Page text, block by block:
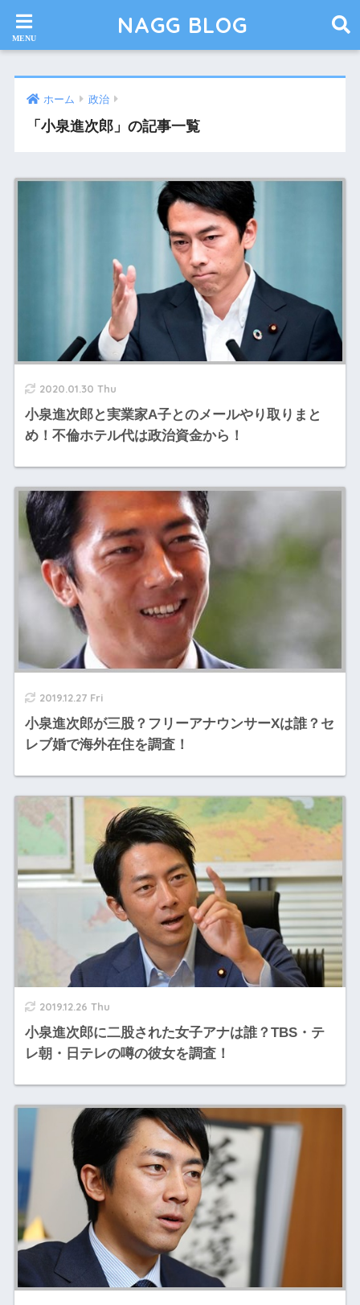
NAGG BLOG
ホーム 政治
「小泉進次郎」の記事一覧
2020.01.30 Thu
小泉進次郎と実業家A子とのメールやり取りまと
め！不倫ホテル代は政治資金から！
2019.12.27 Fri
小泉進次郎が三股？フリーアナウンサーXは誰？セ
レブ婚で海外在住を調査！
2019.12.26 Thu
小泉進次郎に二股された女子アナは誰？TBS・テ
レ朝・日テレの噂の彼女を調査！